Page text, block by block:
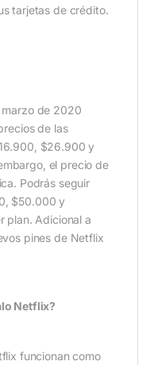
tarjetas de crédito.
de 2020
de las
$26.900 y
el precio de
Podrás seguir
$50.000 y
plan. Adicional a
pines de Netflix
Netflix?
funcionan como